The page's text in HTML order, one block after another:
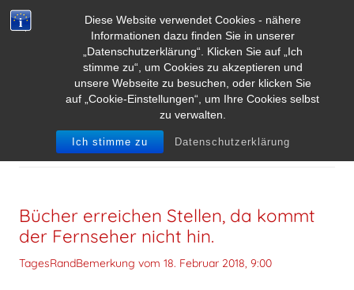
Diese Website verwendet Cookies - nähere
Informationen dazu finden Sie in unserer
„Datenschutzerklärung“. Klicken Sie auf „Ich
stimme zu“, um Cookies zu akzeptieren und
unsere Webseite zu besuchen, oder klicken Sie
auf „Cookie-Einstellungen“, um Ihre Cookies selbst
zu verwalten.
Ich stimme zu Datenschutzerklärung
ARCHIV DER KATEGORIE:FILM
Bücher erreichen Stellen, da kommt
der Fernseher nicht hin.
TagesRandBemerkung vom 18. Februar 2018, 9:00